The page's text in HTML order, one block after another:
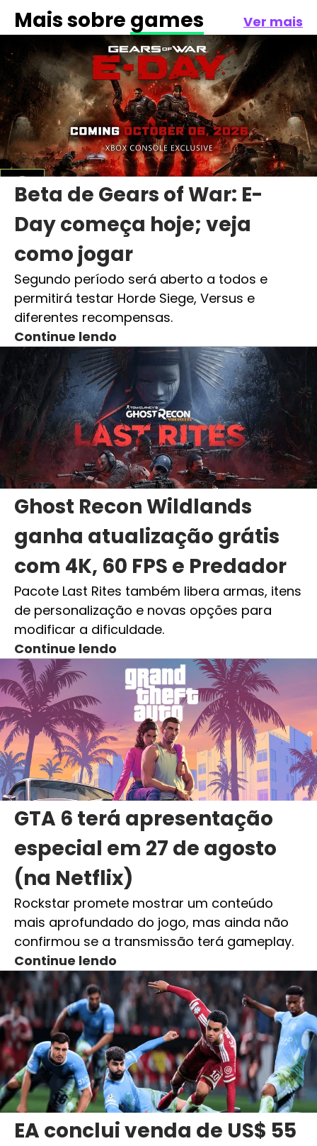
Mais sobre games Ver mais
Beta de Gears of War: E-
Day começa hoje; veja
como jogar
Segundo período será aberto a todos e
permitirá testar Horde Siege, Versus e
diferentes recompensas.
Continue lendo
Ghost Recon Wildlands
ganha atualização grátis
com 4K, 60 FPS e Predador
Pacote Last Rites também libera armas, itens
de personalização e novas opções para
modificar a dificuldade.
Continue lendo
GTA 6 terá apresentação
especial em 27 de agosto
(na Netflix)
Rockstar promete mostrar um conteúdo
mais aprofundado do jogo, mas ainda não
confirmou se a transmissão terá gameplay.
Continue lendo
EA conclui venda de US$ 55